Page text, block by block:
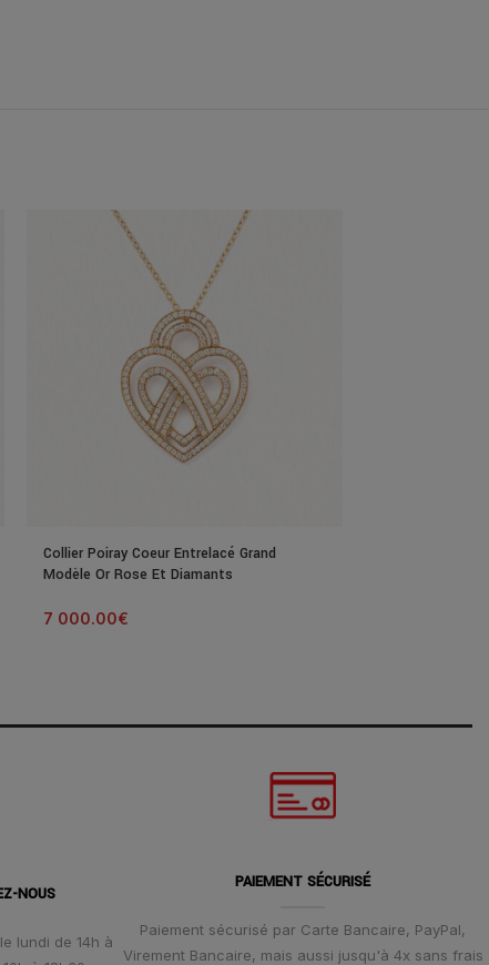
Collier Poiray Coeur Entrelacé Grand
Modèle Or Rose Et Diamants
7 000.00€
NOUS
lundi de 14h à
PAIEMENT SÉCURISÉ
Paiement sécurisé par Carte Bancaire, PayPal,
Virement Bancaire, mais aussi jusqu'à 4x sans frais